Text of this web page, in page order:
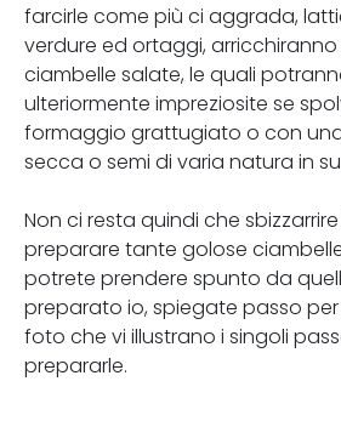
farcirle come più ci aggrada,
verdure ed ortaggi,
ciambelle salate, le quali
ulteriormente impreziosite se
formaggio grattugiato o con
secca o semi di varia natura in
Non ci resta quindi che
preparare tante golose
potrete prendere spunto da
preparato io, spiegate passo
foto che vi illustrano i singoli
prepararle.